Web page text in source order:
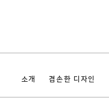
소개 겸손한 디자인